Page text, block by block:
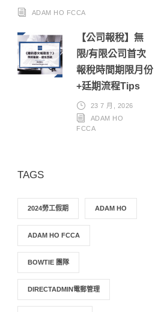
ADAM HO FCCA
【公司報稅】無
限/有限公司首次
報稅時間期限月份
+廷期流程Tips
23 7 月, 2026
ADAM HO
FCCA
TAGS
2024勞工假期 ADAM HO
ADAM HO FCCA
BOWTIE 團隊
DIRECTADMIN電郵管理